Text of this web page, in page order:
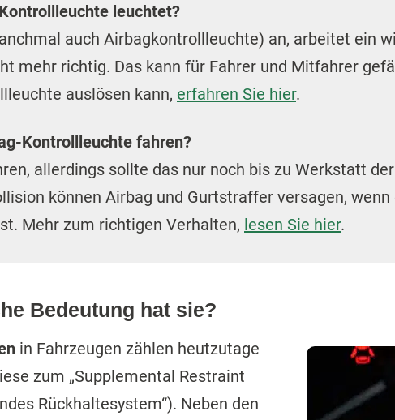
leuchtet?
auch Airbagkontrollleuchte) an, arbeitet ein
mehr richtig. Das kann für Fahrer und Mitfahrer
auslösen kann, erfahren Sie hier.
Kontrollleuchte fahren?
allerdings sollte das nur noch bis zu Werkstatt
können Airbag und Gurtstraffer versagen, wenn
Mehr zum richtigen Verhalten, lesen Sie hier.
Bedeutung hat sie?
in Fahrzeugen zählen heutzutage
zum „Supplemental Restraint
Rückhaltesystem“). Neben den